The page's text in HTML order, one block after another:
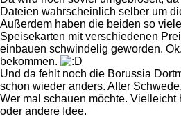
Dateien wahrscheinlich selber um
Außerdem haben die beiden so
Speisekarten mit verschiedenen
einbauen schwindelig geworden.
bekommen.
Und da fehlt noch die Borussia
schon wieder anders. Alter
Wer mal schauen möchte. Vielleicht
oder andere Idee.